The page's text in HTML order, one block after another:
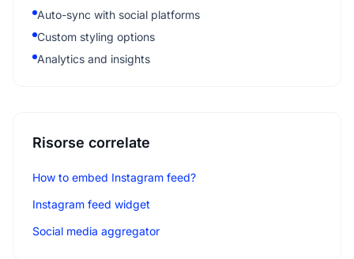
Auto-sync with social platforms
Custom styling options
Analytics and insights
Risorse correlate
How to embed Instagram feed?
Instagram feed widget
Social media aggregator